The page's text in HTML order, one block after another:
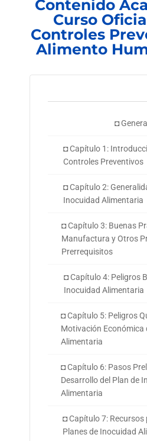
Contenido
Curso
Controles
Alimento
◘
◘ Capítulo 1:
Controles Preventivos
◘ Capítulo 2:
Inocuidad Alimentaria
◘ Capítulo 3: Buenas
Manufactura y Otros
Prerrequisitos
◘ Capítulo 4: Peligros
Inocuidad Alimentaria
◘ Capítulo 5: Peligros
Motivación Económica
Alimentaria
◘ Capítulo 6: Pasos
Desarrollo del Plan de
Alimentaria
◘ Capítulo 7:
Planes de Inocuidad